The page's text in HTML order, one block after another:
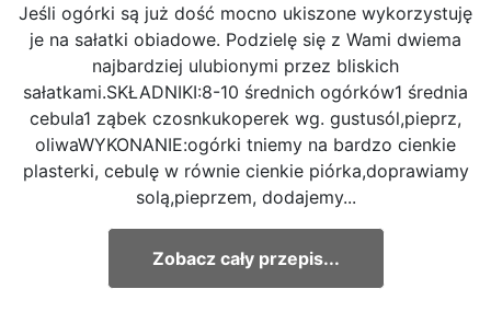
Jeśli ogórki są już dość mocno ukiszone wykorzystuję
je na sałatki obiadowe. Podzielę się z Wami dwiema
najbardziej ulubionymi przez bliskich
sałatkami.SKŁADNIKI:8-10 średnich ogórków1 średnia
cebula1 ząbek czosnkukoperek wg. gustusól,pieprz,
oliwaWYKONANIE:ogórki tniemy na bardzo cienkie
plasterki, cebulę w równie cienkie piórka,doprawiamy
solą,pieprzem, dodajemy...
Zobacz cały przepis...